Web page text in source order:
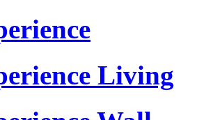
Living